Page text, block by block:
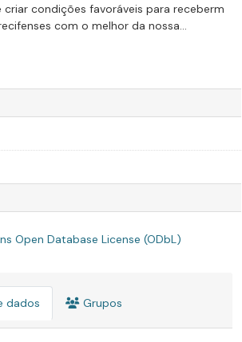
condições favoráveis para receberm
com o melhor da nossa...
Open Database License (ODbL)
dados Grupos